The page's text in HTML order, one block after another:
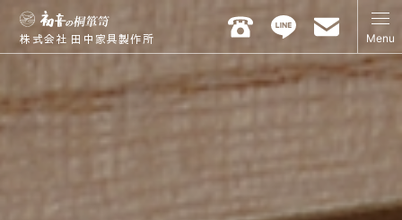
株式会社 田中家具製作所 Menu